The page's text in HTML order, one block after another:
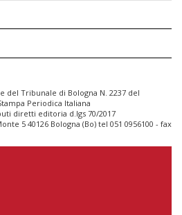
del Tribunale di Bologna N. 2237 del
Periodica Italiana
diretti editoria d.lgs 70/2017
5 40126 Bologna (Bo) tel 051 0956100 - fax